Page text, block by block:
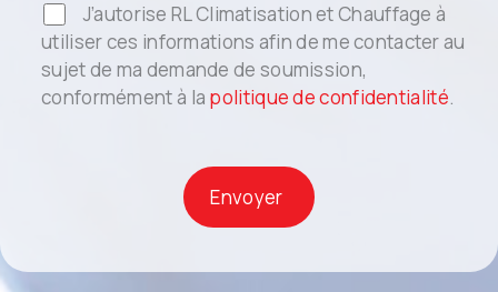
J’autorise RL Climatisation et Chauffage à
utiliser ces informations afin de me contacter au
sujet de ma demande de soumission,
conformément à la politique de confidentialité.